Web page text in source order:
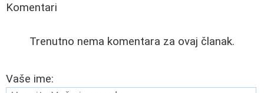
Komentari
Trenutno nema komentara za ovaj članak.
Vaše ime: